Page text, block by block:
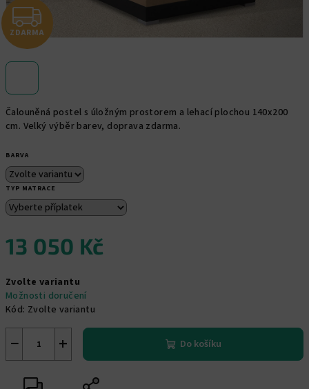
Čalouněná postel s úložným prostorem a lehací plochou 140x200
cm. Velký výběr barev, doprava zdarma.
BARVA
TYP MATRACE
13 050 Kč
cena:
Zvolte variantu
Možnosti doručení
Kód: Zvolte variantu
+
− Do košíku
Z
D
R
M
A
ZDARMA